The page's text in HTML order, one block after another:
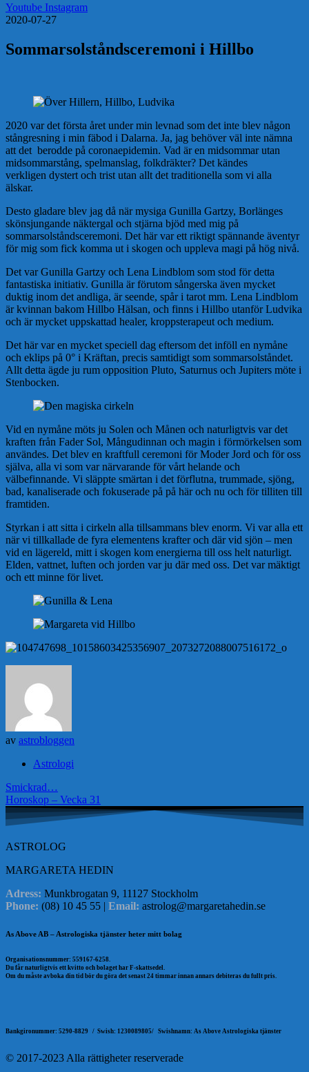
Youtube Instagram
2020-07-27
Sommarsolståndsceremoni i Hillbo
2020 var det första året under min levnad som det inte blev någon
stångresning i min fäbod i Dalarna. Ja, jag behöver väl inte nämna
att det berodde på coronaepidemin. Vad är en midsommar utan
midsommarstång, spelmanslag, folkdräkter? Det kändes
verkligen dystert och trist utan allt det traditionella som vi alla
älskar.
Desto gladare blev jag då när mysiga Gunilla Gartzy, Borlänges
skönsjungande näktergal och stjärna bjöd med mig på
sommarsolståndsceremoni. Det här var ett riktigt spännande äventyr
för mig som fick komma ut i skogen och uppleva magi på hög nivå.
Det var Gunilla Gartzy och Lena Lindblom som stod för detta
fantastiska initiativ. Gunilla är förutom sångerska även mycket
duktig inom det andliga, är seende, spår i tarot mm. Lena Lindblom
är kvinnan bakom Hillbo Hälsan, och finns i Hillbo utanför Ludvika
och är mycket uppskattad healer, kroppsterapeut och medium.
Det här var en mycket speciell dag eftersom det inföll en nymåne
och eklips på 0° i Kräftan, precis samtidigt som sommarsolståndet.
Allt detta ägde ju rum opposition Pluto, Saturnus och Jupiters möte i
Stenbocken.
Vid en nymåne möts ju Solen och Månen och naturligtvis var det
kraften från Fader Sol, Mångudinnan och magin i förmörkelsen som
användes. Det blev en kraftfull ceremoni för Moder Jord och för oss
själva, alla vi som var närvarande för vårt helande och
välbefinnande. Vi släppte smärtan i det förflutna, trummade, sjöng,
bad, kanaliserade och fokuserade på på här och nu och för tilliten till
framtiden.
Styrkan i att sitta i cirkeln alla tillsammans blev enorm. Vi var alla ett
när vi tillkallade de fyra elementens krafter och där vid sjön – men
vid en lägereld, mitt i skogen kom energierna till oss helt naturligt.
Elden, vattnet, luften och jorden var ju där med oss. Det var mäktigt
och ett minne för livet.
av astrobloggen
Astrologi
Inläggsnavigering
Smickrad…
Horoskop – Vecka 31
ASTROLOG
MARGARETA HEDIN
Adress: Munkbrogatan 9, 11127 Stockholm
Phone: (08) 10 45 55 | Email: astrolog@margaretahedin.se
As Above AB – Astrologiska tjänster heter mitt bolag
Organisationsnummer: 559167-6258.
Du får naturligtvis ett kvitto och bolaget har F-skattsedel.
Om du måste avboka din tid bör du göra det senast 24 timmar innan annars debiteras du fullt pris.
Bankgironummer: 5290-8829 / Swish: 1230089805/ Swishnamn: As Above Astrologiska tjänster
© 2017-2023 Alla rättigheter reserverade